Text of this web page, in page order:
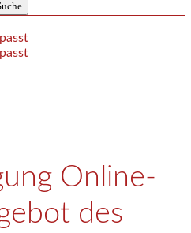
Online-
des